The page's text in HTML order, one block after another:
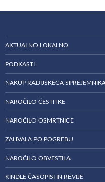
AKTUALNO LOKALNO
PODKASTI
NAKUP RADIJSKEGA
NAROČILO ČESTITKE
NAROČILO OSMRTNICE
ZAHVALA PO POGREBU
NAROČILO OBVESTILA
KINDLE ČASOPISI IN REVIJE